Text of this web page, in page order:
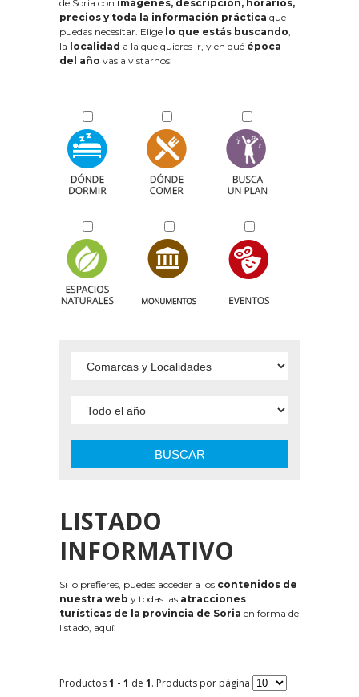
de Soria con imágenes, descripción, horarios,
precios y toda la información práctica que
puedas necesitar. Elige lo que estás buscando,
la localidad a la que quieres ir, y en qué época
del año vas a vistarnos:
BUSCAR
LISTADO
INFORMATIVO
Si lo prefieres, puedes acceder a los contenidos de
nuestra web y todas las atracciones
turísticas de la provincia de Soria en forma de
listado, aquí:
Productos1 - 1 de 1. Products por página